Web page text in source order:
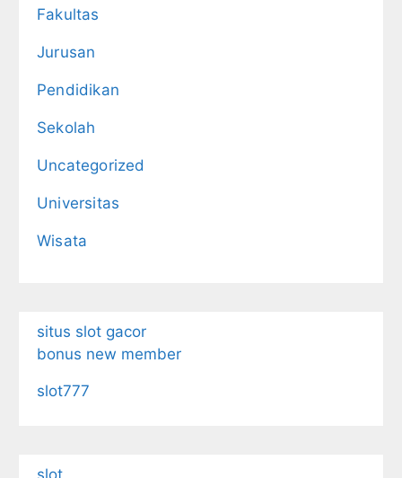
Fakultas
Jurusan
Pendidikan
Sekolah
Uncategorized
Universitas
Wisata
situs slot gacor
bonus new member
slot777
slot